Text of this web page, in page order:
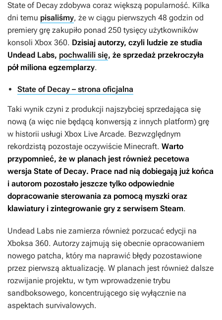
State of Decay zdobywa coraz większą popularność. Kilka
dni temu pisaliśmy, że w ciągu pierwszych 48 godzin od
premiery grę zakupiło ponad 250 tysięcy użytkowników
konsoli Xbox 360. Dzisiaj autorzy, czyli ludzie ze studia
Undead Labs, pochwalili się, że sprzedaż przekroczyła
pół miliona egzemplarzy.
State of Decay – strona oficjalna
Taki wynik czyni z produkcji najszybciej sprzedająca się
nową (a więc nie będącą konwersją z innych platform) grę
w historii usługi Xbox Live Arcade. Bezwzględnym
rekordzistą pozostaje oczywiście Minecraft. Warto
przypomnieć, że w planach jest również pecetowa
wersja State of Decay. Prace nad nią dobiegają już końca
i autorom pozostało jeszcze tylko odpowiednie
dopracowanie sterowania za pomocą myszki oraz
klawiatury i zintegrowanie gry z serwisem Steam.
Undead Labs nie zamierza również porzucać edycji na
Xboksa 360. Autorzy zajmują się obecnie opracowaniem
nowego patcha, który ma naprawić błędy pozostawione
przez pierwszą aktualizację. W planach jest również dalsze
rozwijanie projektu, w tym wprowadzenie trybu
sandboksowego, koncentrującego się wyłącznie na
aspektach survivalowych.